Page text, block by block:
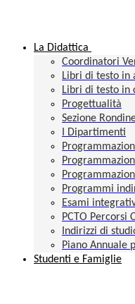
La Didattica
Coordinatori
Libri di testo in
Libri di testo in
Progettualità
Sezione
I Dipartimenti
Programmi
Esami
PCTO Percorsi
Indirizzi di
Piano Annuale
Studenti e Famiglie